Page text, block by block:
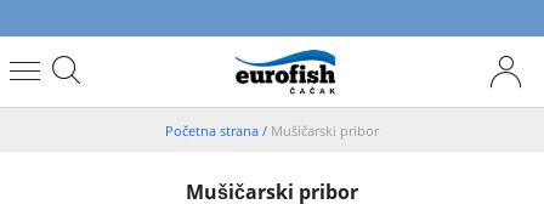
Početna strana / Mušičarski pribor
Mušičarski pribor